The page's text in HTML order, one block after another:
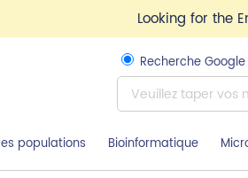
Looking for the
Recherche Google
populations Bioinformatique